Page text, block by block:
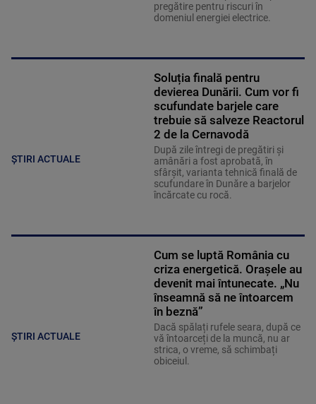
pregătire pentru riscuri în
domeniul energiei electrice.
ȘTIRI ACTUALE
Soluția finală pentru
devierea Dunării. Cum vor fi
scufundate barjele care
trebuie să salveze Reactorul
2 de la Cernavodă
După zile întregi de pregătiri și
amânări a fost aprobată, în
sfârșit, varianta tehnică finală de
scufundare în Dunăre a barjelor
încărcate cu rocă.
ȘTIRI ACTUALE
Cum se luptă România cu
criza energetică. Orașele au
devenit mai întunecate. „Nu
înseamnă să ne întoarcem
în beznă”
Dacă spălați rufele seara, după ce
vă întoarceți de la muncă, nu ar
strica, o vreme, să schimbați
obiceiul.